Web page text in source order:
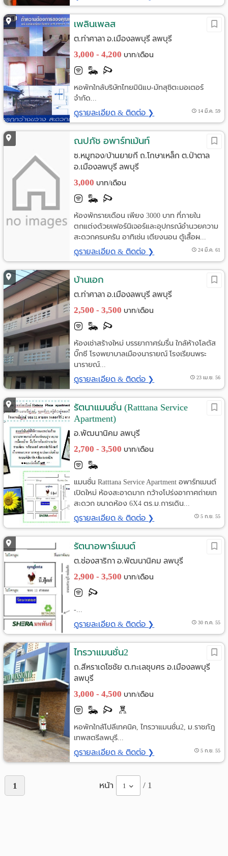
เพลินเพลส
ต.ท่าศาลา อ.เมืองลพบุรี ลพบุรี
3,000 - 4,200 บาท/เดือน
หอพักใกล้บริษัทไทยมินิแบ-มัทสุชิตะมอเตอร์
จำกัด...
ดูรายละเอียด & ติดต่อ ❯ 14 มี.ค. 59
ณปภัช อพาร์ทเม้นท์
ซ.หมูทอง/บ้านยายกี ถ.โกษาเหล็ก ต.ป่าตาล
อ.เมืองลพบุรี ลพบุรี
3,000 บาท/เดือน
ห้องพักรายเดือน เพียง 3000 บาท ที่ภายใน
ตกแต่งด้วยเฟอร์นิเจอร์และอุปกรณ์อำนวยความ
สะดวกครบครัน อาทิเช่น เตียงนอน ตู้เสื้อผ...
ดูรายละเอียด & ติดต่อ ❯ 24 มี.ค. 61
บ้านเอก
ต.ท่าศาลา อ.เมืองลพบุรี ลพบุรี
2,500 - 3,500 บาท/เดือน
ห้องเช่าสร้างใหม่ บรรยากาศร่มรื่น ใกล้ห้างโลตัส
บิ๊กซี โรงพยาบาลเมืองนารายณ์ โรงเรียนพระ
นารายณ์...
ดูรายละเอียด & ติดต่อ ❯ 23 เม.ย. 56
รัตนาแมนชั่น (Ratttana Service
Apartment)
อ.พัฒนานิคม ลพบุรี
2,700 - 3,500 บาท/เดือน
แมนชั่น Ratttana Service Apartment อพาร์ทเมนต์
เปิดใหม่ ห้องสะอาดมาก กว้างโปร่งอากาศถ่ายเท
สะดวก ขนาดห้อง 6X4 ตร.ม.การเดิน...
ดูรายละเอียด & ติดต่อ ❯ 5 ก.ย. 55
รัตนาอพาร์เมนต์
ต.ช่องสาริกา อ.พัฒนานิคม ลพบุรี
2,900 - 3,500 บาท/เดือน
-...
ดูรายละเอียด & ติดต่อ ❯ 30 ก.ค. 55
ไทรวาแมนชั่น2
ถ.สีหราเดโชชัย ต.ทะเลชุบศร อ.เมืองลพบุรี
ลพบุรี
3,000 - 4,500 บาท/เดือน
หอพักใกล้โปลีเทคนิค, ไทรวาแมนชั่น2, ม.ราชภัฎ
เทพสตรีลพบุรี...
ดูรายละเอียด & ติดต่อ ❯ 5 ก.ย. 55
1 หน้า 1 / 1